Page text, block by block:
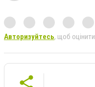
Авторизуйтесь, щоб оцінити